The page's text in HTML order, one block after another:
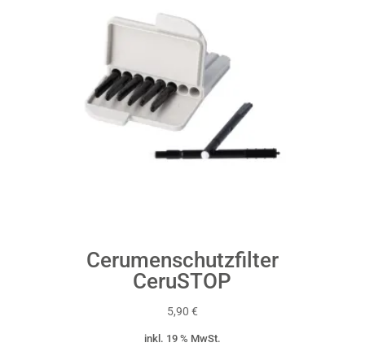
Cerumenschutzfilter
CeruSTOP
5,90 €
inkl. 19 % MwSt.